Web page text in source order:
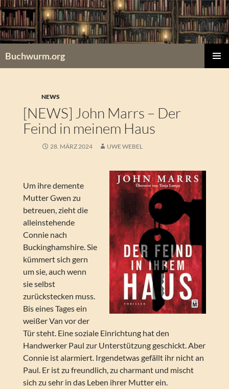
Zum
Inhalt
springen
Buchwurm.org
NEWS
[NEWS] John Marrs – Der
Feind in meinem Haus
28. MÄRZ 2024 UWE WEBEL
Um ihre demente
Mutter Gwen zu
betreuen, zieht die
alleinstehende
Connie nach
Buckinghamshire. Sie
kümmert sich gern
um sie, auch wenn
sie selbst
zurückstecken muss.
Bis eines Tages ein
weißer Van vor der
Tür steht. Eine soziale Einrichtung hat den
Handwerker Paul zur Unterstützung geschickt. Aber
Connie ist alarmiert. Irgendetwas gefällt ihr nicht an
Paul. Er ist zu freundlich, zu charmant und mischt
sich zu sehr in das Leben ihrer Mutter ein.